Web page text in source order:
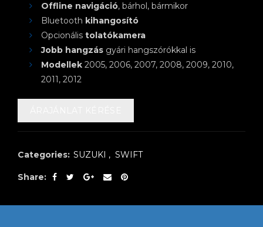
Offline navigáció, bárhol, bármikor
Bluetooth kihangosító
Opcionális tolatókamera
Jobb hangzás gyári hangszórókkal is
Modellek 2005, 2006, 2007, 2008, 2009, 2010,
2011, 2012
Categories: SUZUKI , SWIFT
Share